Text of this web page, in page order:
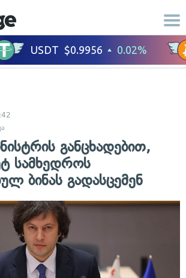
განცხადებით,
სამხედროს
ბინას გადასცემენ